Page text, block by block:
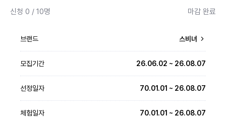
신청 0 / 10명 마감 완료
브랜드 스비녀
모집기간 26.06.02 ~ 26.08.07
선정일자 70.01.01 ~ 26.08.07
체험일자 70.01.01 ~ 26.08.07